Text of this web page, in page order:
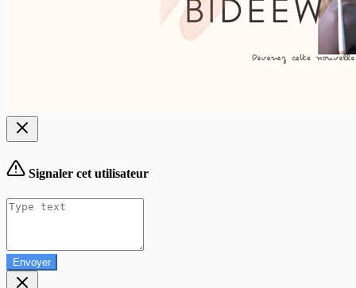
Signaler cet utilisateur
Envoyer